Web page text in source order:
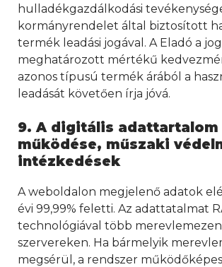
hulladékgazdálkodási
kormányrendelet által biztosított
termék leadási jogával. A Eladó a
meghatározott mértékű
azonos típusú termék árából a
leadását követően írja jóvá.
9. A digitális adattartalom
működése, műszaki
intézkedések
A weboldalon megjelenő adatok
évi 99,99% feletti. Az adattatalmat
technológiával több
szervereken. Ha bármelyik
megsérül, a rendszer